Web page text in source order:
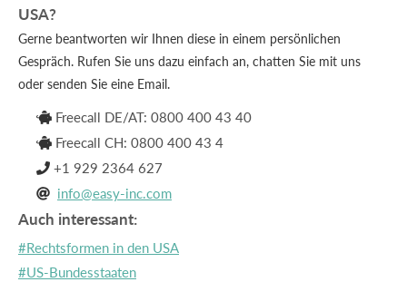
USA?
Gerne beantworten wir Ihnen diese in einem persönlichen
Gespräch. Rufen Sie uns dazu einfach an, chatten Sie mit uns
oder senden Sie eine Email.
 Freecall DE/AT: 0800 400 43 40
 Freecall CH: 0800 400 43 4
 +1 929 2364 627
 info@easy-inc.com
Auch interessant:
#Rechtsformen in den USA
#US-Bundesstaaten